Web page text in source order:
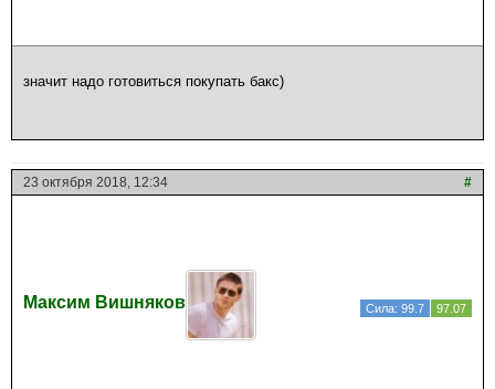
значит надо готовиться покупать бакс)
23 октября 2018, 12:34 #
Максим Вишняков Сила: 99.7 97.07